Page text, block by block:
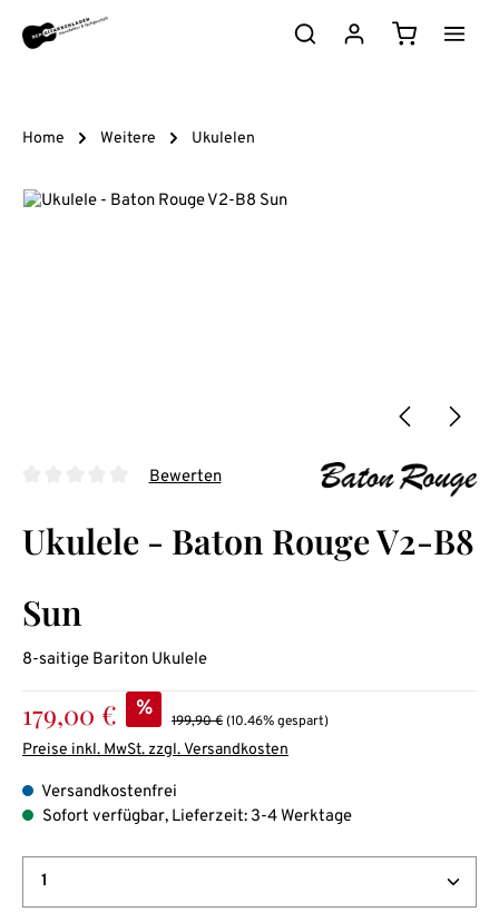
Zum Hauptinhalt springen
Home Weitere Ukulelen
Bildergalerie überspringen
Bewerten
Ukulele - Baton Rouge V2-B8
Sun
8-saitige Bariton Ukulele
Verkaufspreis:
179,00 € % Regulärer Preis:
199,90 € (10.46% gespart)
Preise inkl. MwSt. zzgl. Versandkosten
Versandkostenfrei
Sofort verfügbar, Lieferzeit: 3-4 Werktage
Produkt Anzahl: Gib den gewünschten Wert ein